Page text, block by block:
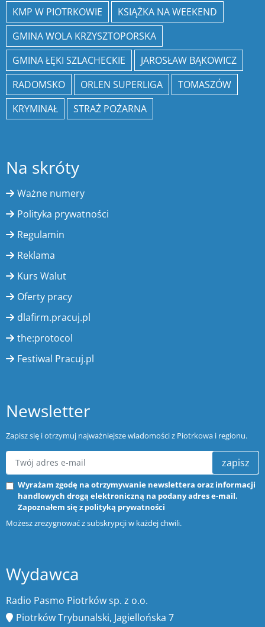
KMP W PIOTRKOWIE
KSIĄŻKA NA WEEKEND
GMINA WOLA KRZYSZTOPORSKA
GMINA ŁĘKI SZLACHECKIE
JAROSŁAW BĄKOWICZ
RADOMSKO
ORLEN SUPERLIGA
TOMASZÓW
KRYMINAŁ
STRAŻ POŻARNA
Na skróty
Ważne numery
Polityka prywatności
Regulamin
Reklama
Kurs Walut
Oferty pracy
dlafirm.pracuj.pl
the:protocol
Festiwal Pracuj.pl
Newsletter
Zapisz się i otrzymuj najważniejsze wiadomości z Piotrkowa i regionu.
zapisz
Wyrażam zgodę na otrzymywanie newslettera oraz informacji
handlowych drogą elektroniczną na podany adres e-mail.
Zapoznałem się z polityką prywatności
Możesz zrezygnować z subskrypcji w każdej chwili.
Wydawca
Radio Pasmo Piotrków sp. z o.o.
Piotrków Trybunalski, Jagiellońska 7